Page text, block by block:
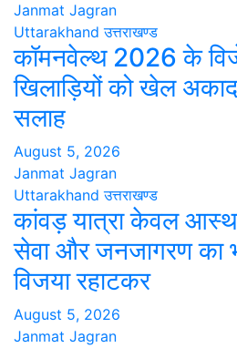
Janmat Jagran
Uttarakhand उत्तराखण्ड
कॉमनवेल्थ 2026 के
खिलाड़ियों को खेल
सलाह
August 5, 2026
Janmat Jagran
Uttarakhand उत्तराखण्ड
कांवड़ यात्रा केवल
सेवा और जनजागरण का
विजया रहाटकर
August 5, 2026
Janmat Jagran